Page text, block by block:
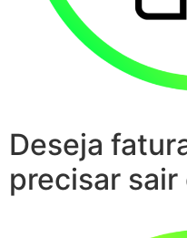
Deseja
precisar sair